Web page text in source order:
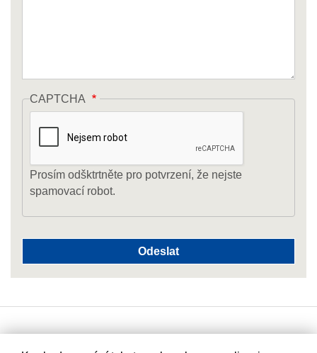
CAPTCHA
Prosím odšktrtněte pro potvrzení, že nejste
spamovací robot.